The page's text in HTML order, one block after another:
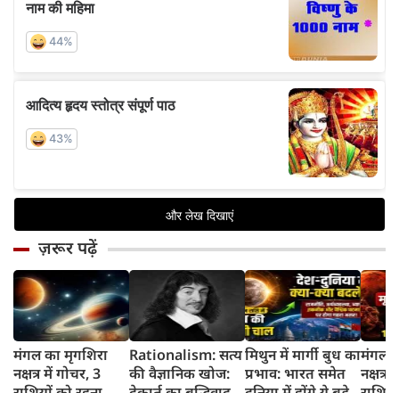
ज़रूर पढ़ें
मंगल का मृगशिरा
नक्षत्र में गोचर, 3
Rationalism: सत्य
की वैज्ञानिक खोज:
मिथुन में मार्गी बुध का
प्रभाव: भारत समेत
मंगल
नक्षत्र